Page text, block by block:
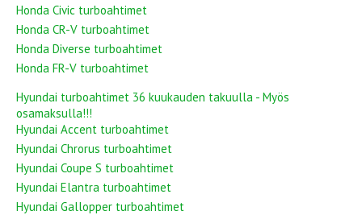
Honda Civic turboahtimet
Honda CR-V turboahtimet
Honda Diverse turboahtimet
Honda FR-V turboahtimet
Hyundai turboahtimet 36 kuukauden takuulla - Myös
osamaksulla!!!
Hyundai Accent turboahtimet
Hyundai Chrorus turboahtimet
Hyundai Coupe S turboahtimet
Hyundai Elantra turboahtimet
Hyundai Gallopper turboahtimet